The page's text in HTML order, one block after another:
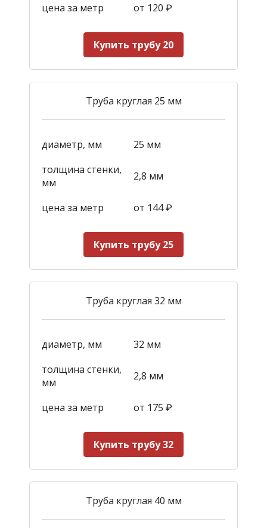
цена за метр от 120 ₽
Купить трубу 20
Труба круглая 25 мм
диаметр, мм
25 мм
толщина стенки,
мм
2,8 мм
цена за метр от 144₽
Купить трубу 25
Труба круглая 32 мм
диаметр, мм
32 мм
толщина стенки,
мм
2,8 мм
цена за метр от 175 ₽
Купить трубу 32
Труба круглая 40 мм